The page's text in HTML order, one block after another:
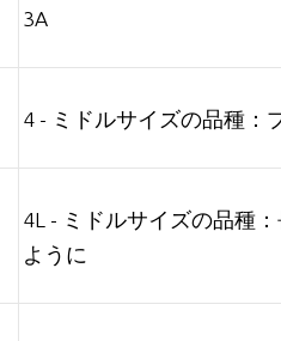
3A
4 - ミドルサイズの品種：
4L - ミドルサイズの品種
ように